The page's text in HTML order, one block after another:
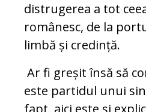
distrugerea a tot
românesc, de la
limbă și credință.
Ar fi greșit însă să
este partidul unui